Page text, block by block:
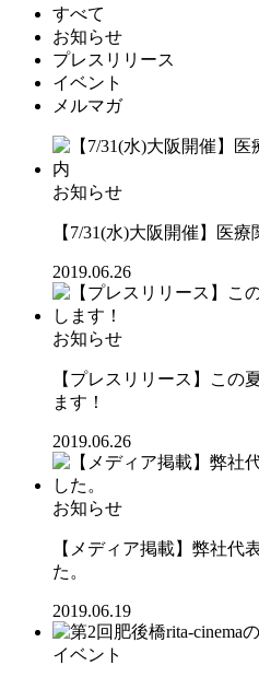
すべて
お知らせ
プレスリリース
イベント
メルマガ
お知らせ
【7/31(水)大阪開催】医
2019.06.26
お知らせ
【プレスリリース】この
ます！
2019.06.26
お知らせ
【メディア掲載】弊社代
た。
2019.06.19
イベント